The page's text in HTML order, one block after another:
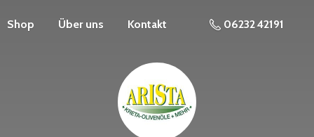
Shop Über uns Kontakt 06232 42191